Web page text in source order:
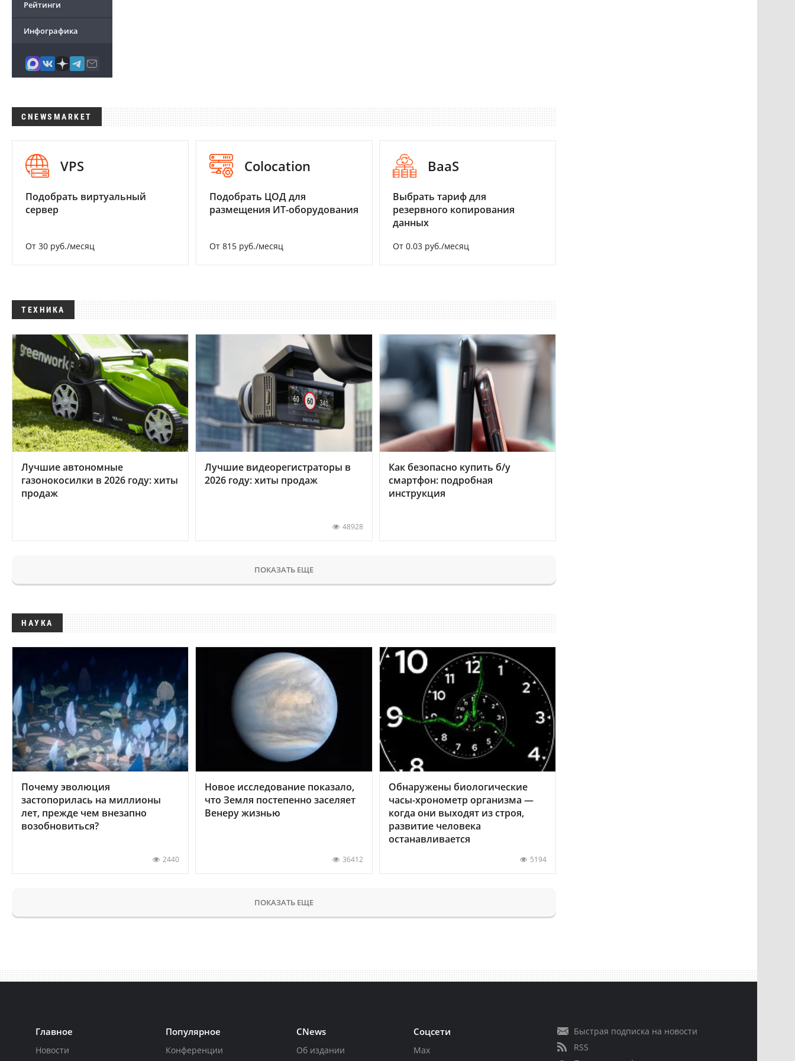
Рейтинги
Инфографика
CNEWSMARKET
VPS
Подобрать виртуальный
сервер
От 30 руб./месяц
Colocation
Подобрать ЦОД для
размещения ИТ-оборудования
От 815 руб./месяц
BaaS
Выбрать тариф для
резервного копирования
данных
От 0.03 руб./месяц
ТЕХНИКА
Лучшие автономные
газонокосилки в 2026 году: хиты
продаж
Лучшие видеорегистраторы в
2026 году: хиты продаж
48928
Как безопасно купить б/у
смартфон: подробная
инструкция
ПОКАЗАТЬ ЕЩЕ
НАУКА
Почему эволюция
застопорилась на миллионы
лет, прежде чем внезапно
возобновиться?
2440
Новое исследование показало,
что Земля постепенно заселяет
Венеру жизнью
36412
Обнаружены биологические
часы-хронометр организма —
когда они выходят из строя,
развитие человека
останавливается
5194
ПОКАЗАТЬ ЕЩЕ
Главное
Новости
Популярное
Конференции
CNews
Об издании
Соцсети
Max
Быстрая подписка на новости
RSS